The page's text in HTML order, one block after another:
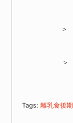
＞
＞
Tags:離乳食後期